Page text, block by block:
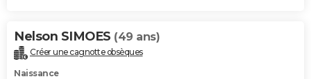
Nelson SIMOES (49 ans)
Créer une cagnotte obsèques
Naissance